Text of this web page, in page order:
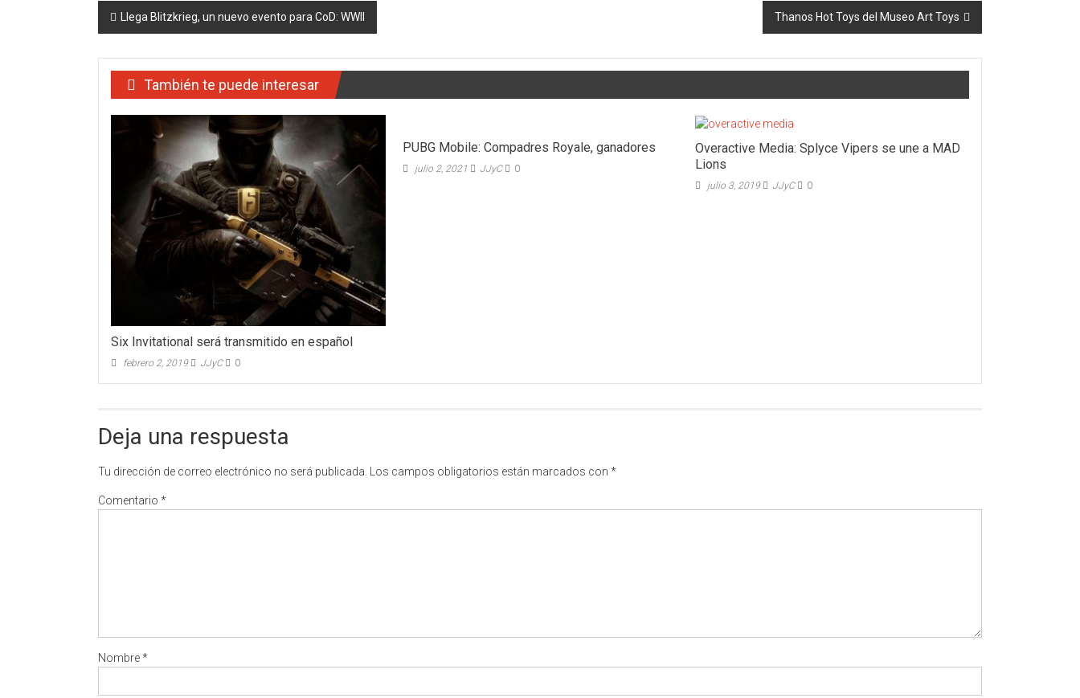
Navegación
entradas
Llega Blitzkrieg, un nuevo evento para CoD: WWII Thanos Hot Toys del Museo Art Toys
También te puede interesar
Six Invitational será transmitido en español
febrero 2, 2019 JJyC 0
PUBG Mobile: Compadres Royale, ganadores
julio 2, 2021 JJyC 0
Overactive Media: Splyce Vipers se une a MAD
Lions
julio 3, 2019 JJyC 0
Deja una respuesta
Tu dirección de correo electrónico no será publicada. Los campos obligatorios están marcados con *
Comentario *
Nombre*